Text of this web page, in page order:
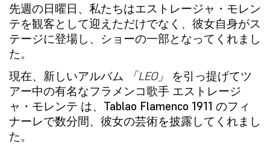
先週の日曜日、私たちはエストレージャ・モレン
テを観客として迎えただけでなく、彼女自身がス
テージに登場し、ショーの一部となってくれまし
た。
現在、新しいアルバム
「LEO」
を引っ提げてツ
アー中の有名なフラメンコ歌手 エストレージ
ャ・モレンテ は、 Tablao Flamenco 1911 のフィ
ナーレで数分間、彼女の芸術を披露してくれまし
た。